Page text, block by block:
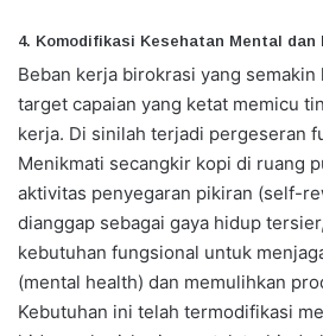
​4. Komodifikasi Kesehatan Mental dan
Beban kerja birokrasi yang semakin
target capaian yang ketat memicu
kerja. Di sinilah terjadi pergeseran
Menikmati secangkir kopi di ruang
aktivitas penyegaran pikiran (self-
dianggap sebagai gaya hidup
kebutuhan fungsional untuk
(mental health) dan memulihkan
Kebutuhan ini telah termodifikasi